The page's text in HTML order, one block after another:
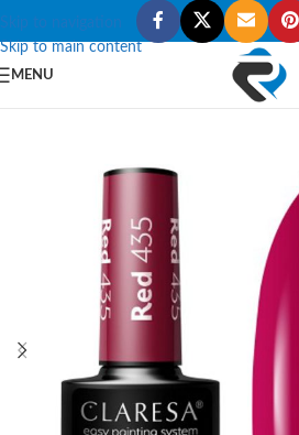
Skip to navigation
Skip to main content
MENU